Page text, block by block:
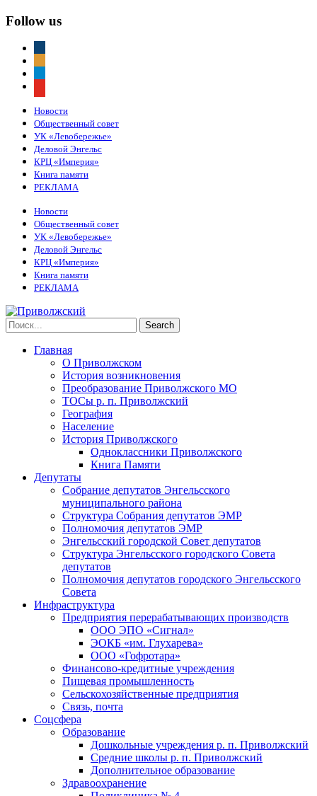
Follow us
Новости
Общественный совет
УК «Левобережье»
Деловой Энгельс
КРЦ «Империя»
Книга памяти
РЕКЛАМА
Новости
Общественный совет
УК «Левобережье»
Деловой Энгельс
КРЦ «Империя»
Книга памяти
РЕКЛАМА
Главная
О Приволжском
История возникновения
Преобразование Приволжского МО
ТОСы р. п. Приволжский
География
Население
История Приволжского
Одноклассники Приволжского
Книга Памяти
Депутаты
Собрание депутатов Энгельсского
муниципального района
Структура Собрания депутатов ЭМР
Полномочия депутатов ЭМР
Энгельсский городской Совет депутатов
Структура Энгельсского городского Совета
депутатов
Полномочия депутатов городского Энгельсского
Совета
Инфраструктура
Предприятия перерабатывающих производств
ООО ЭПО «Сигнал»
ЭОКБ «им. Глухарева»
ООО «Гофротара»
Финансово-кредитные учреждения
Пищевая промышленность
Сельскохозяйственные предприятия
Связь, почта
Соцсфера
Образование
Дошкольные учреждения р. п. Приволжский
Средние школы р. п. Приволжский
Дополнительное образование
Здравоохранение